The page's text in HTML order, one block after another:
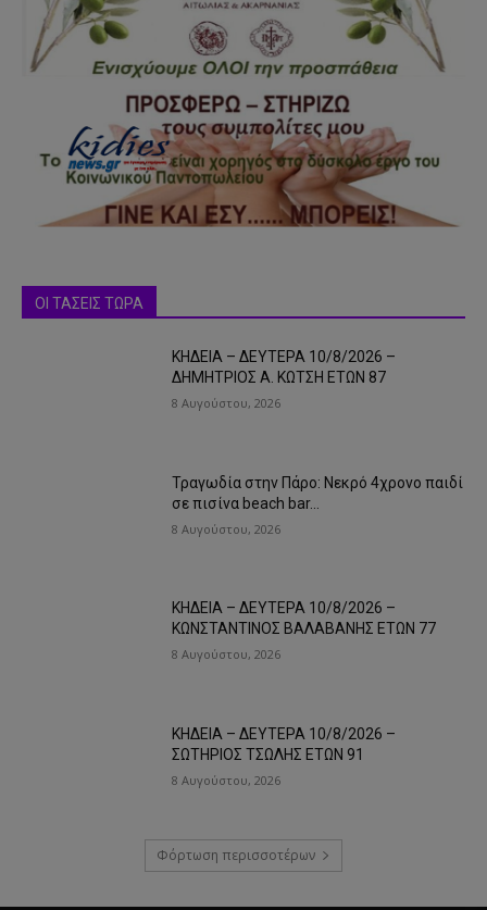
ΟΙ ΤΑΣΕΙΣ ΤΩΡΑ
ΚΗΔΕΙΑ – ΔΕΥΤΕΡΑ 10/8/2026 –
ΔΗΜΗΤΡΙΟΣ Α. ΚΩΤΣΗ ΕΤΩΝ 87
8 Αυγούστου, 2026
Τραγωδία στην Πάρο: Νεκρό 4χρονο παιδί
σε πισίνα beach bar…
8 Αυγούστου, 2026
ΚΗΔΕΙΑ – ΔΕΥΤΕΡΑ 10/8/2026 –
ΚΩΝΣΤΑΝΤΙΝΟΣ ΒΑΛΑΒΑΝΗΣ ΕΤΩΝ 77
8 Αυγούστου, 2026
ΚΗΔΕΙΑ – ΔΕΥΤΕΡΑ 10/8/2026 –
ΣΩΤΗΡΙΟΣ ΤΣΩΛΗΣ ΕΤΩΝ 91
8 Αυγούστου, 2026
Φόρτωση περισσοτέρων